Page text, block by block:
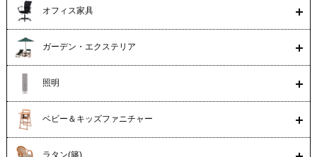
オフィス家具
ガーデン・エクステリア
照明
ベビー＆キッズファニチャー
ラタン(籐)